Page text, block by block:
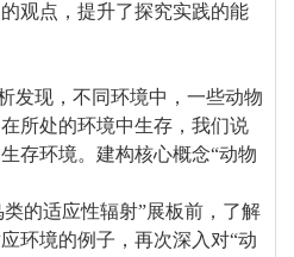
观点，提升了探究实践的能
发现，不同环境中，一些动物
所处的环境中生存，我们说
存环境。建构核心概念“动物
的适应性辐射”展板前，了解
环境的例子，再次深入对“动